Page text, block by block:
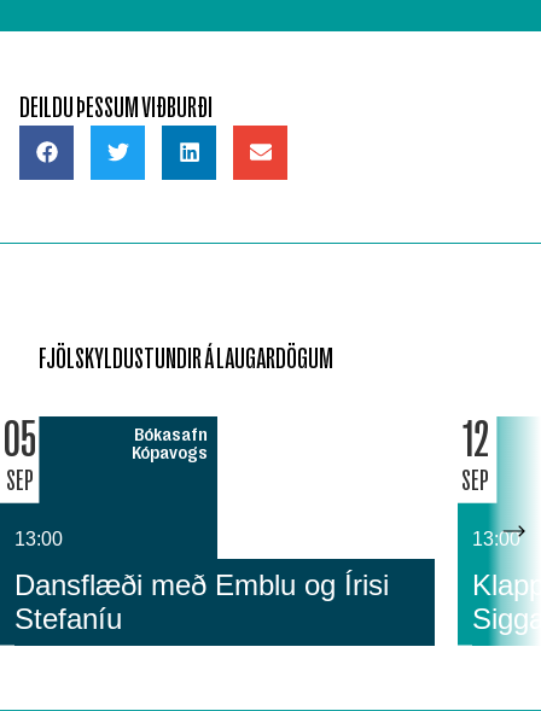
DEILDU ÞESSUM VIÐBURÐI
FJÖLSKYLDUSTUNDIR Á LAUGARDÖGUM
05
SEP
Bókasafn
Kópavogs
13:00
Dansflæði með Emblu og Írisi
Stefaníu
12
SEP
13:00